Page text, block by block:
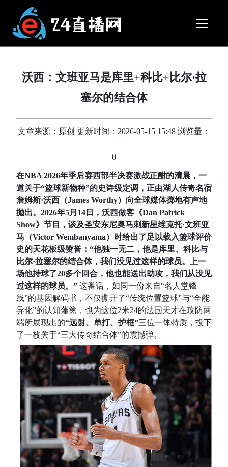
沃西：文班亚马是库里+科比+比尔·拉
塞尔的结合体
文章来源：原创 更新时间：2026-05-15 15:48 浏览量：
0
在NBA 2026年季后赛西部半决赛激战正酣的清晨，一
道关于“篮球新物种”的史诗级定调，正由湖人传奇名宿
詹姆斯·沃西（James Worthy）向全球媒体掷地有声地
抛出。2026年5月14日，沃西做客《Dan Patrick
Show》节目，谈及圣安东尼奥马刺新星维克托·文班亚
马（Victor Wembanyama）时给出了足以载入篮球评价
史的天花板级赞誉：“他独一无二，他是库里、科比与
比尔·拉塞尔的结合体，我们没见过这样的球员。上一
场他持球了20多个回合，他也能送出助攻，我们从没见
过这样的球员。” 这番话，如同一份来自“名人堂锋
线”的基因解码书，不仅撕开了“传统位置篮球”与“全能
异化”的认知藩篱，也为这位2米24的法国天才在攻防两
端所展现出的“远射、单打、护框”三位一体特质，投下
了一枚关于“三大传奇结合体”的震撼弹。